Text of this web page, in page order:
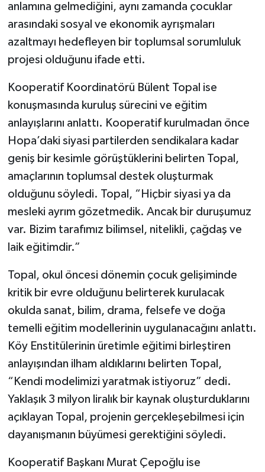
anlamına gelmediğini, aynı zamanda çocuklar
arasındaki sosyal ve ekonomik ayrışmaları
azaltmayı hedefleyen bir toplumsal sorumluluk
projesi olduğunu ifade etti.
Kooperatif Koordinatörü Bülent Topal ise
konuşmasında kuruluş sürecini ve eğitim
anlayışlarını anlattı. Kooperatif kurulmadan önce
Hopa’daki siyasi partilerden sendikalara kadar
geniş bir kesimle görüştüklerini belirten Topal,
amaçlarının toplumsal destek oluşturmak
olduğunu söyledi. Topal, “Hiçbir siyasi ya da
mesleki ayrım gözetmedik. Ancak bir duruşumuz
var. Bizim tarafımız bilimsel, nitelikli, çağdaş ve
laik eğitimdir.”
Topal, okul öncesi dönemin çocuk gelişiminde
kritik bir evre olduğunu belirterek kurulacak
okulda sanat, bilim, drama, felsefe ve doğa
temelli eğitim modellerinin uygulanacağını anlattı.
Köy Enstitülerinin üretimle eğitimi birleştiren
anlayışından ilham aldıklarını belirten Topal,
“Kendi modelimizi yaratmak istiyoruz” dedi.
Yaklaşık 3 milyon liralık bir kaynak oluşturduklarını
açıklayan Topal, projenin gerçekleşebilmesi için
dayanışmanın büyümesi gerektiğini söyledi.
Kooperatif Başkanı Murat Çepoğlu ise